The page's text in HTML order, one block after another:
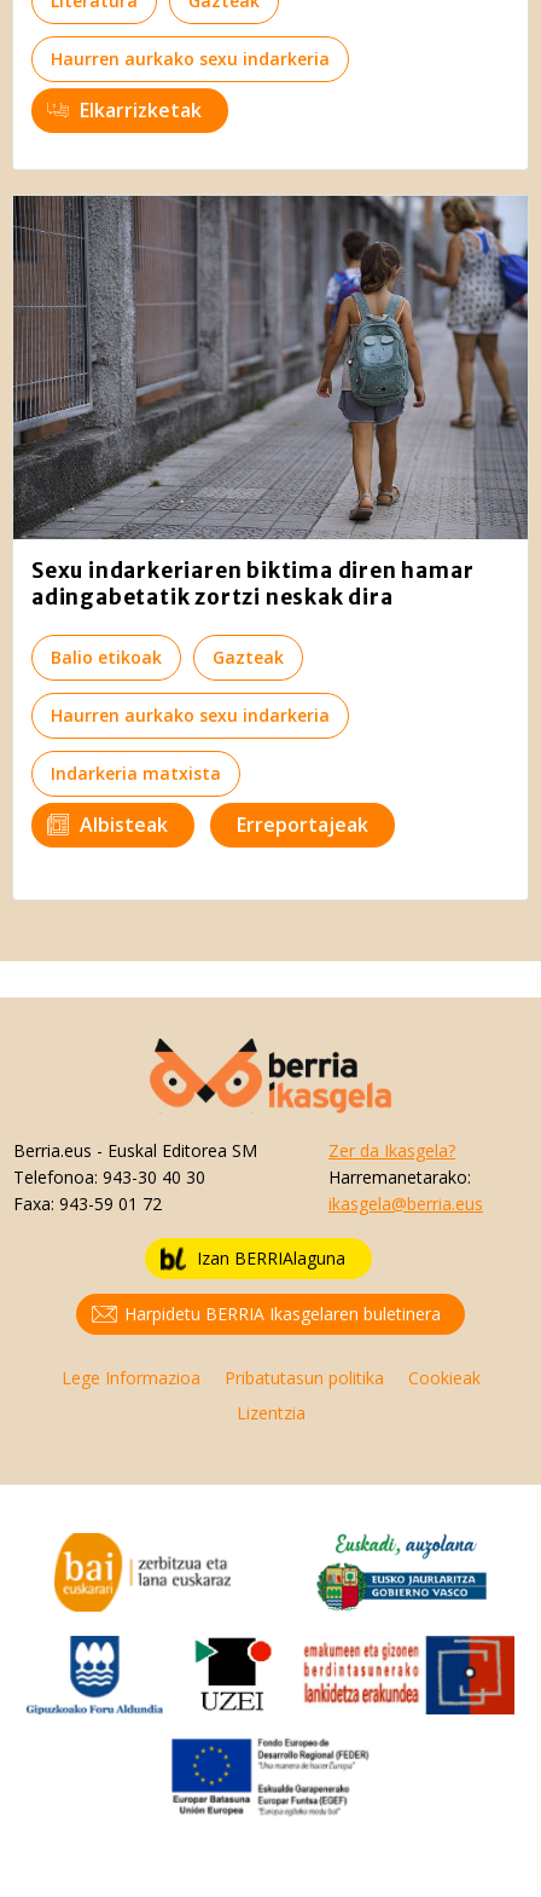
Haurren aurkako sexu indarkeria
Elkarrizketak
Sexu indarkeriaren biktima diren hamar
adingabetatik zortzi neskak dira
Balio etikoak Gazteak
Haurren aurkako sexu indarkeria
Indarkeria matxista
Albisteak Erreportajeak
Berria.eus - Euskal Editorea SM
Telefonoa: 943-30 40 30
Faxa: 943-59 01 72
Zer da Ikasgela?
Harremanetarako:
ikasgela@berria.eus
Izan BERRIAlaguna
Harpidetu BERRIA Ikasgelaren buletinera
Lege Informazioa Pribatutasun politika
Cookieak
Lizentzia